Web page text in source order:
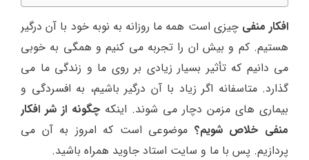
افکار منفیچیزی است همه ما روزانه به نوبه خود با آن درگیر
هستیم. کم و بیش ان را تجربه می کنیم و همگی به خوبی
می دانیم که تأثیر بسیار زیادی بر روی ما و زندگی ما می
گذارد. متاسفانه اگر زیاد با آن درگیر باشیم، به افسردگی و
بیماری های مزمن دچار می شوند. اینکه چگونه از شر افکار
منفی خلاص شویم؟ موضوعی است که امروز به آن می
پردازیم. پس با ما و سایت استاد جاوید همراه باشید.